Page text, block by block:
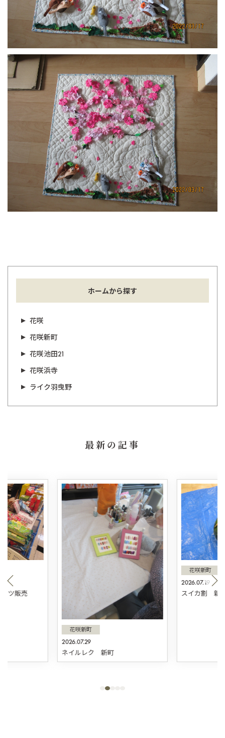
ホームから探す
花咲
花咲新町
花咲池田21
花咲浜寺
ライク羽曳野
最新の記事
ーツ販売
2026.07.29
花咲新町
ネイルレク 新町
2026.07.19
花咲新町
スイカ割 新